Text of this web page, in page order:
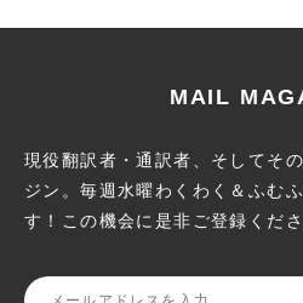
MAIL
現役翻訳者・通訳者、そしてそ
ジン。毎週水曜わくわく＆ふむ
す！この機会に 是非ご登録くだ